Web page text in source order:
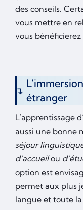
des conseils.
vous mettre en
vous
étranger
L’apprentissage
aussi une bonne
séjour
d’accueilou
option est
permet aux plus
langue et toute